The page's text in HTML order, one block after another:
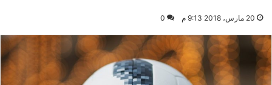
20 مارس، 2018 9:13 م 0